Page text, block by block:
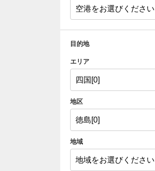
目的地
エリア
地区
地域